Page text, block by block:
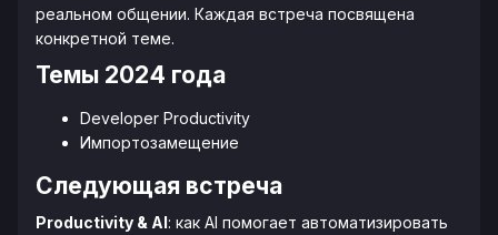
реальном общении. Каждая встреча посвящена
конкретной теме.
Темы 2024 года
Developer Productivity
Импортозамещение
Следующая встреча
Productivity & AI: как AI помогает автоматизировать